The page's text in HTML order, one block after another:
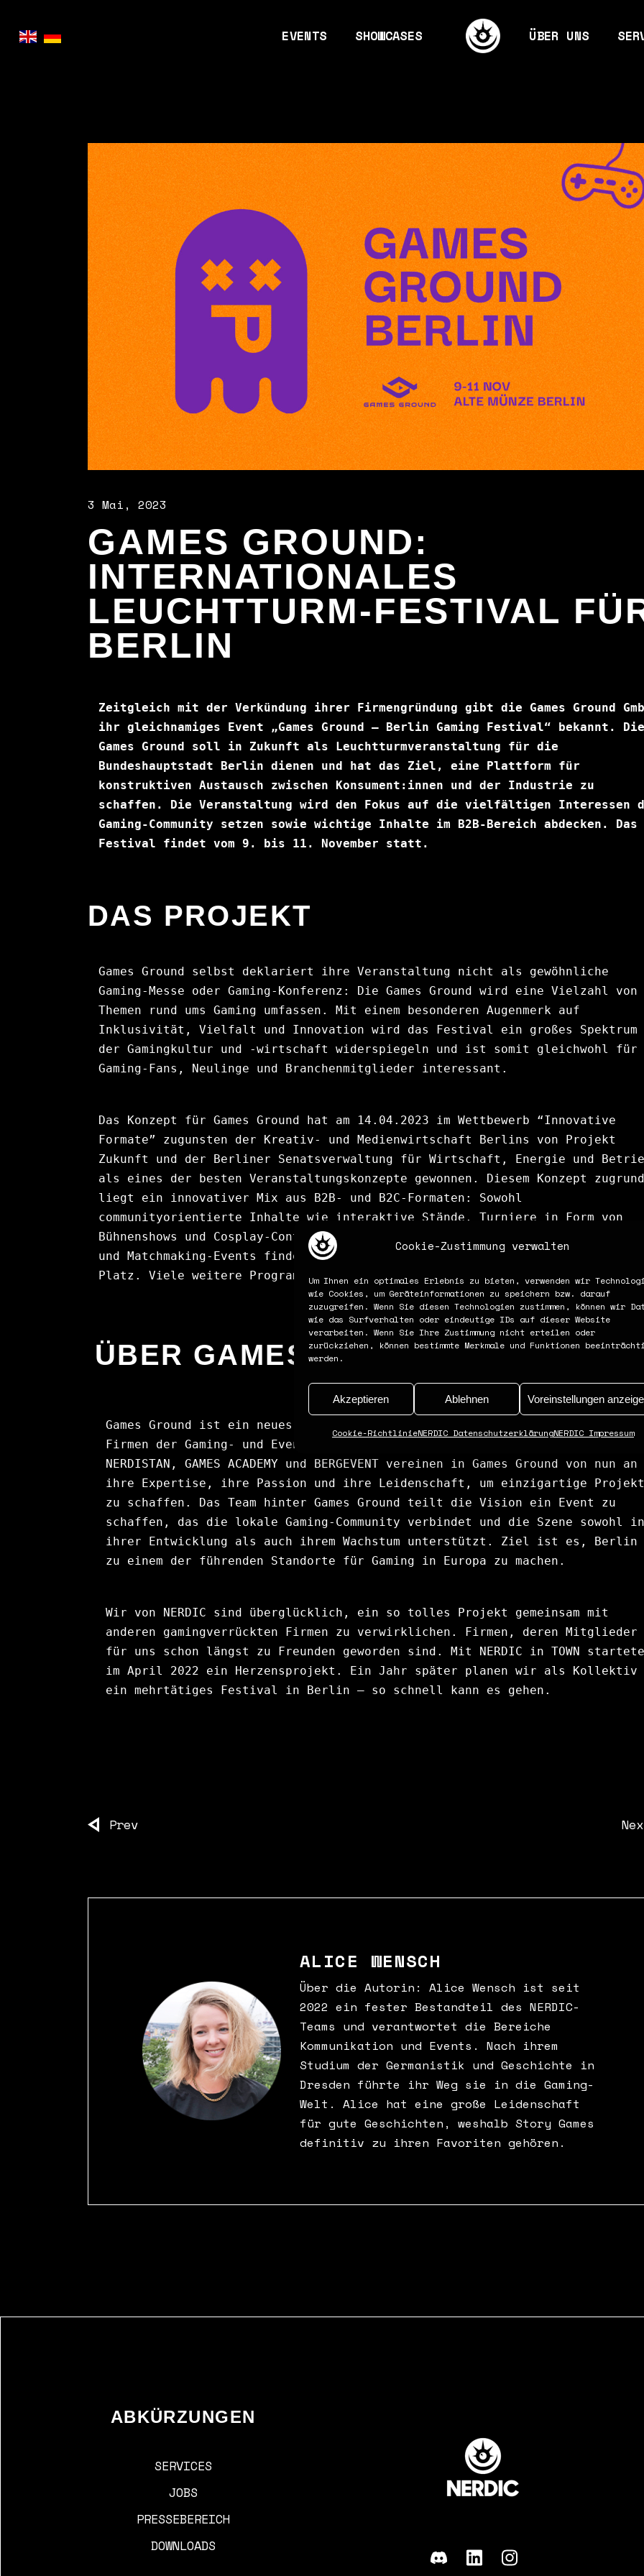
Cookie-Zustimmung verwalten
Um Ihnen ein optimales Erlebnis zu bieten, verwenden wir
wie Cookies, um Geräteinformationen zu speichern bzw. darauf
zuzugreifen. Wenn Sie diesen Technologien zustimmen, können wir
wie das Surfverhalten oder eindeutige IDs auf dieser Website
verarbeiten. Wenn Sie Ihre Zustimmung nicht erteilen oder
zurückziehen, können bestimmte Merkmale und Funktionen
werden.
Akzeptieren Ablehnen Voreinstellungen
Cookie-RichtlinieNERDIC DatenschutzerklärungNERDIC Impressum
EVENTS
Retro & Gaming
Markt
Games Ground
Eventbilder
FAQ
SHOWCASES ÜBER UNS
Kernteam
The way we work
Jobs
3 Mai, 2023
GAMES GROUND:
INTERNATIONALES
LEUCHTTURM-FESTIVAL
BERLIN
Zeitgleich mit der Verkündung ihrer Firmengründung gibt die Games Ground
ihr gleichnamiges Event „Games Ground – Berlin Gaming Festival“ bekannt. Die
Games Ground soll in Zukunft als Leuchtturmveranstaltung für die
Bundeshauptstadt Berlin dienen und hat das Ziel, eine Plattform für
konstruktiven Austausch zwischen Konsument:innen und der Industrie zu
schaffen. Die Veranstaltung wird den Fokus auf die vielfältigen Interessen
Gaming-Community setzen sowie wichtige Inhalte im B2B-Bereich abdecken. Das
Festival findet vom 9. bis 11. November statt.
DAS PROJEKT
Games Ground selbst deklariert ihre Veranstaltung nicht als gewöhnliche
Gaming-Messe oder Gaming-Konferenz: Die Games Ground wird eine Vielzahl von
Themen rund ums Gaming umfassen. Mit einem besonderen Augenmerk auf
Inklusivität, Vielfalt und Innovation wird das Festival ein großes Spektrum
der Gamingkultur und -wirtschaft widerspiegeln und ist somit gleichwohl für
Gaming-Fans, Neulinge und Branchenmitglieder interessant.
Das Konzept für Games Ground hat am 14.04.2023 im Wettbewerb “Innovative
Formate”
zugunsten der Kreativ- und Medienwirtschaft Berlins von Projekt
Zukunft und der Berliner Senatsverwaltung für Wirtschaft, Energie und
als eines der besten Veranstaltungskonzepte gewonnen. Diesem Konzept
liegt ein innovativer Mix aus B2B- und B2C-Formaten: Sowohl
communityorientierte Inhalte wie interaktive Stände, Turniere in Form von
Bühnenshows und Cosplay-Content als auch Businessformate wie Workshops,
und Matchmaking-Events finden auf dem dreitägigen Festival gleichermaßen
Platz. Viele weitere Programmpunkte sind derzeit in Planung.
ÜBER GAMES GROUND GMBH
Games Ground ist ein neues Unternehmen, das aus der Zusammenarbeit mehrerer
Firmen der Gaming- und Eventbranche hervorgeht. NERDIC,
NERDISTAN , GAMES ACADEMY und BERGEVENT vereinen in Games Ground von nun an
ihre Expertise, ihre Passion und ihre Leidenschaft, um einzigartige
zu schaffen. Das Team hinter Games Ground teilt die Vision ein Event zu
schaffen, das die lokale Gaming-Community verbindet und die Szene sowohl in
ihrer Entwicklung als auch ihrem Wachstum unterstützt. Ziel ist es, Berlin
zu einem der führenden Standorte für Gaming in Europa zu machen.
Wir von NERDIC sind überglücklich, ein so tolles Projekt gemeinsam mit
anderen gamingverrückten Firmen zu verwirklichen. Firmen, deren Mitglieder
für uns schon längst zu Freunden geworden sind. Mit NERDIC in TOWN startete
im April 2022 ein Herzensprojekt. Ein Jahr später planen wir als Kollektiv
ein mehrtätiges Festival in Berlin – so schnell kann es gehen.
Prev
ALICE WENSCH
Über die Autorin: Alice Wensch ist seit
2022 ein fester Bestandteil des NERDIC-
Teams und verantwortet die Bereiche
Kommunikation und Events. Nach ihrem
Studium der Germanistik und Geschichte in
Dresden führte ihr Weg sie in die Gaming-
Welt. Alice hat eine große Leidenschaft
für gute Geschichten, weshalb Story Games
definitiv zu ihren Favoriten gehören.
ABKÜRZUNGEN
SERVICES
JOBS
PRESSEBEREICH
DOWNLOADS